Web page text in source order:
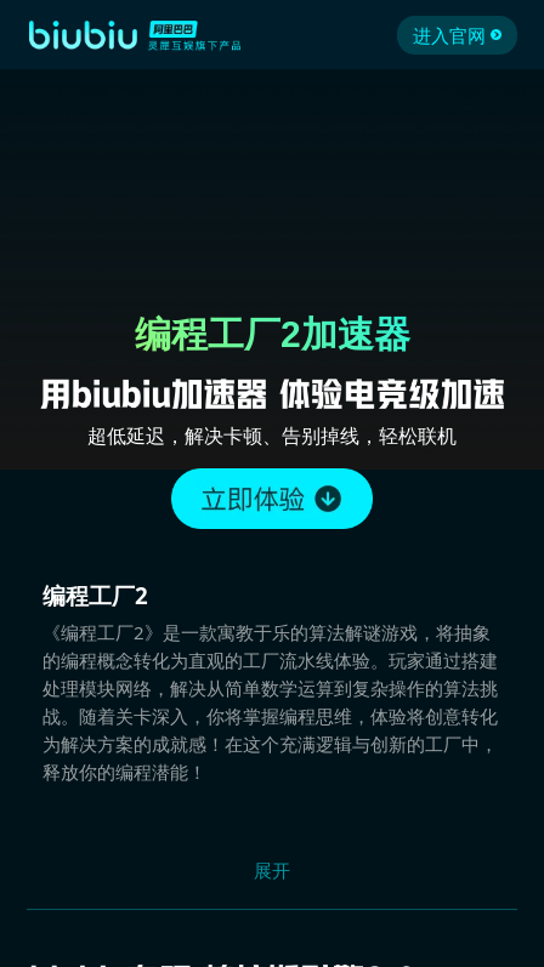
进入官网
编程工厂2加速器
超低延迟，解决卡顿、告别掉线，轻松联机
编程工厂2
《编程工厂2》是一款寓教于乐的算法解谜游戏，将抽象
的编程概念转化为直观的工厂流水线体验。玩家通过搭建
处理模块网络，解决从简单数学运算到复杂操作的算法挑
战。随着关卡深入，你将掌握编程思维，体验将创意转化
为解决方案的成就感！在这个充满逻辑与创新的工厂中，
释放你的编程潜能！
展开